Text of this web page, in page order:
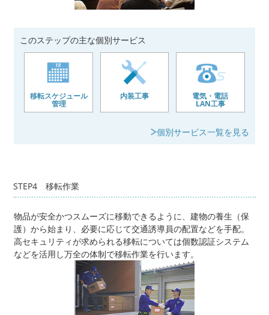
このステップの主な個別サービス
移転スケジュール
管理
内装工事
電気・電話
LAN工事
個別サービス一覧を見る
STEP4 移転作業
物品が安全かつスムーズに移動できるように、建物の養生（保
護）から始まり、必要に応じて交通誘導員の配置などを手配。
高セキュリティが求められる移転については個数認証システム
などを活用し万全の体制で移転作業を行います。